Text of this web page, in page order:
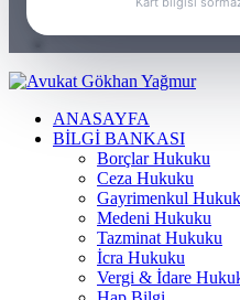
ANASAYFA
BILGI BANKASI
Borçlar Hukuku
Ceza Hukuku
Gayrimenkul
Medeni Hukuku
Tazminat Hukuku
İcra Hukuku
Vergi & İdare